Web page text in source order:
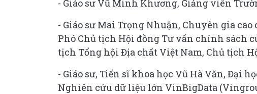
- Giáo sư Vũ Minh Khương, Giảng viên
- Giáo sư Mai Trọng Nhuận, Chuyên gia
Phó Chủ tịch Hội đồng Tư vấn chính sách
tịch Tổng hội Địa chất Việt Nam, Chủ tịch
- Giáo sư, Tiến sĩ khoa học Vũ Hà Văn, Đại
Nghiên cứu dữ liệu lớn VinBigData